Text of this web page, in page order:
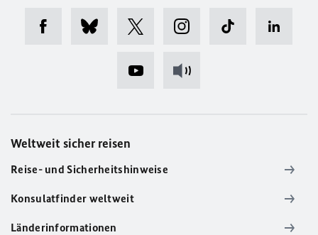
Weltweit sicher reisen
Reise- und Sicherheitshinweise
Konsulatfinder weltweit
Länderinformationen